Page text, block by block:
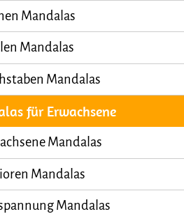
Mandalas
Mandalas
Mandalas
für Erwachsene
Mandalas
Mandalas
Mandalas